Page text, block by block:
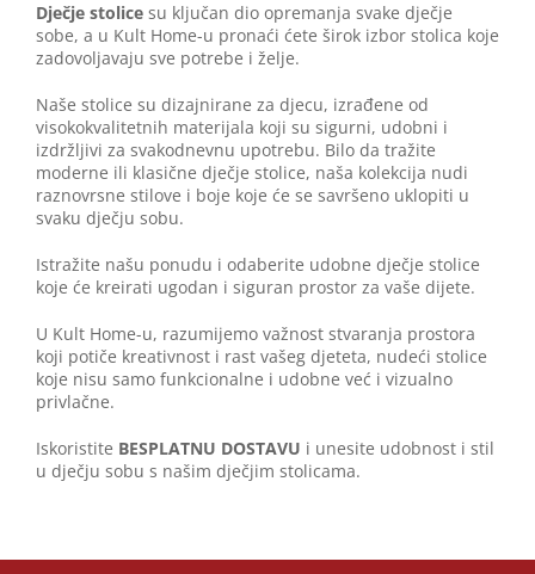
Dječje stolice su ključan dio opremanja svake dječje
sobe, a u Kult Home-u pronaći ćete širok izbor stolica koje
zadovoljavaju sve potrebe i želje.
Naše stolice su dizajnirane za djecu, izrađene od
visokokvalitetnih materijala koji su sigurni, udobni i
izdržljivi za svakodnevnu upotrebu. Bilo da tražite
moderne ili klasične dječje stolice, naša kolekcija nudi
raznovrsne stilove i boje koje će se savršeno uklopiti u
svaku dječju sobu.
Istražite našu ponudu i odaberite udobne dječje stolice
koje će kreirati ugodan i siguran prostor za vaše dijete.
U Kult Home-u, razumijemo važnost stvaranja prostora
koji potiče kreativnost i rast vašeg djeteta, nudeći stolice
koje nisu samo funkcionalne i udobne već i vizualno
privlačne.
Iskoristite BESPLATNU DOSTAVU i unesite udobnost i stil
u dječju sobu s našim dječjim stolicama.